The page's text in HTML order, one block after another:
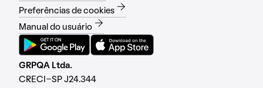
Preferências de cookies
Manual do usuário
GRPQA Ltda.
CRECI-SP J24.344